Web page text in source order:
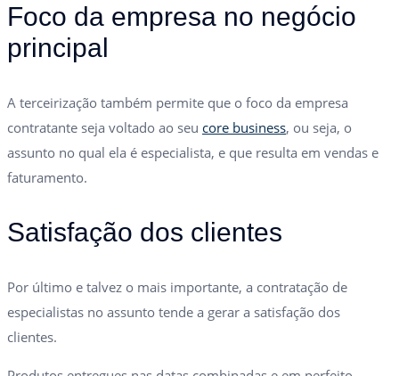
Foco da empresa no negócio
principal
A terceirização também permite que o foco da empresa
contratante seja voltado ao seu core business, ou seja, o
assunto no qual ela é especialista, e que resulta em vendas e
faturamento.
Satisfação dos clientes
Por último e talvez o mais importante, a contratação de
especialistas no assunto tende a gerar a satisfação dos
clientes.